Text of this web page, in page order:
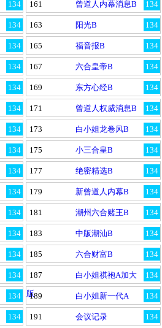
134 134
161 曾道人内幕消息B
134 134
163 阳光B
134 134
165 福音报B
134 134
167 六合皇帝B
134 134
169 东方心经B
134 134
171 曾道人权威消息B
134 134
173 白小姐龙卷风B
134 134
175 小三合皇B
134 134
177 绝密精选B
134 134
179 新曾道人内幕B
134 134
181 潮州六合赌王B
134 134
183 中版潮汕B
134 134
185 六合财富B
134 134
187
白小姐祺袍A加大
版
134 134
189 白小姐新一代A
134 134
191 会议记录